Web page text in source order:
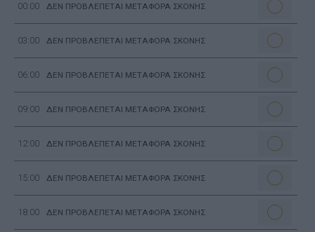
00:00 ΔΕΝ ΠΡΟΒΛΕΠΕΤΑΙ ΜΕΤΑΦΟΡΑ ΣΚΟΝΗΣ
03:00 ΔΕΝ ΠΡΟΒΛΕΠΕΤΑΙ ΜΕΤΑΦΟΡΑ ΣΚΟΝΗΣ
06:00 ΔΕΝ ΠΡΟΒΛΕΠΕΤΑΙ ΜΕΤΑΦΟΡΑ ΣΚΟΝΗΣ
09:00 ΔΕΝ ΠΡΟΒΛΕΠΕΤΑΙ ΜΕΤΑΦΟΡΑ ΣΚΟΝΗΣ
12:00 ΔΕΝ ΠΡΟΒΛΕΠΕΤΑΙ ΜΕΤΑΦΟΡΑ ΣΚΟΝΗΣ
15:00 ΔΕΝ ΠΡΟΒΛΕΠΕΤΑΙ ΜΕΤΑΦΟΡΑ ΣΚΟΝΗΣ
18:00 ΔΕΝ ΠΡΟΒΛΕΠΕΤΑΙ ΜΕΤΑΦΟΡΑ ΣΚΟΝΗΣ